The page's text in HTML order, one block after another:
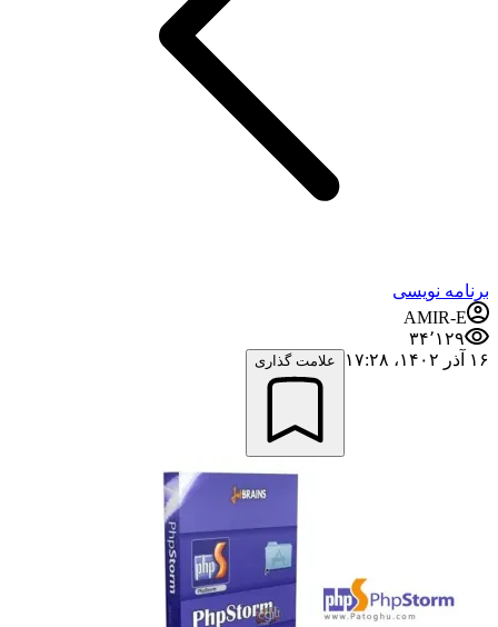
برنامه نویسی
AMIR-E
۳۴٬۱۲۹
۱۶ آذر ۱۴۰۲،‏ ۱۷:۲۸
علامت گذاری